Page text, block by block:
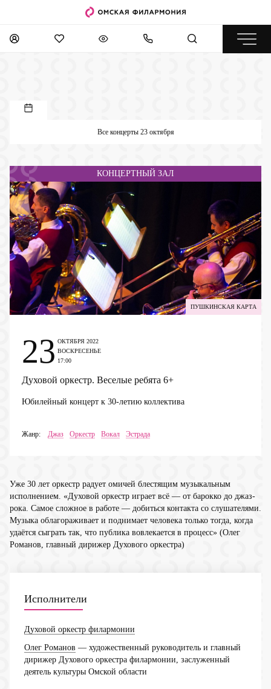
Все концерты 23 октября
КОНЦЕРТНЫЙ ЗАЛ
ПУШКИНСКАЯ КАРТА
Духовой оркестр. Веселые ребята 6+
Юбилейный концерт к 30-летию коллектива
Жанр: Джаз Оркестр Вокал Эстрада
23 ОКТЯБРЯ 2022
ВОСКРЕСЕНЬЕ
17:00
Уже 30 лет оркестр радует омичей блестящим музыкальным
исполнением. «Духовой оркестр играет всё — от барокко до джаз-
рока. Самое сложное в работе — добиться контакта со слушателями.
Музыка облагораживает и поднимает человека только тогда, когда
удаётся сыграть так, что публика вовлекается в процесс» (Олег
Романов, главный дирижер Духового оркестра)
Исполнители
Духовой оркестр филармонии
Олег Романов — художественный руководитель и главный
дирижер Духового оркестра филармонии, заслуженный
деятель культуры Омской области